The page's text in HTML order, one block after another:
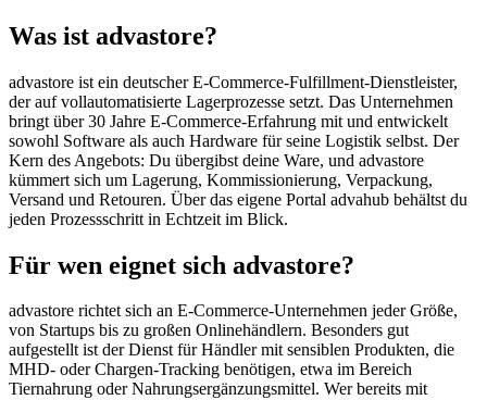
Was ist advastore?
advastore ist ein deutscher E-Commerce-Fulfillment-Dienstleister,
der auf vollautomatisierte Lagerprozesse setzt. Das Unternehmen
bringt über 30 Jahre E-Commerce-Erfahrung mit und entwickelt
sowohl Software als auch Hardware für seine Logistik selbst. Der
Kern des Angebots: Du übergibst deine Ware, und advastore
kümmert sich um Lagerung, Kommissionierung, Verpackung,
Versand und Retouren. Über das eigene Portal advahub behältst du
jeden Prozessschritt in Echtzeit im Blick.
Für wen eignet sich advastore?
advastore richtet sich an E-Commerce-Unternehmen jeder Größe,
von Startups bis zu großen Onlinehändlern. Besonders gut
aufgestellt ist der Dienst für Händler mit sensiblen Produkten, die
MHD- oder Chargen-Tracking benötigen, etwa im Bereich
Tiernahrung oder Nahrungsergänzungsmittel. Wer bereits mit